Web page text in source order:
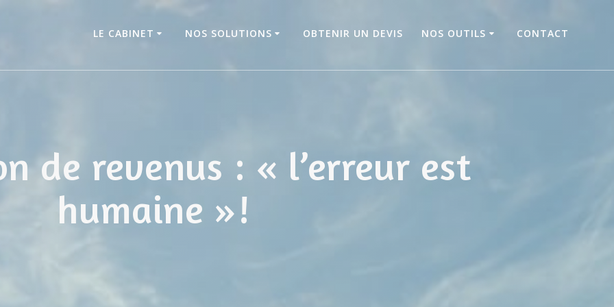
LE CABINET NOS SOLUTIONS OBTENIR UN DEVIS NOS OUTILS CONTACT
de revenus : « l’erreur est
humaine »!